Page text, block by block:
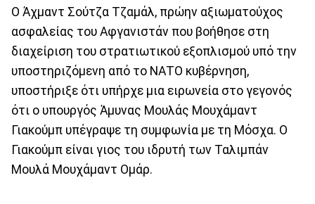
Ο Άχμαντ Σούτζα Τζαμάλ, πρώην αξιωματούχος
ασφαλείας του Αφγανιστάν που βοήθησε στη
διαχείριση του στρατιωτικού εξοπλισμού υπό την
υποστηριζόμενη από το ΝΑΤΟ κυβέρνηση,
υποστήριξε ότι υπήρχε μια ειρωνεία στο γεγονός
ότι ο υπουργός Άμυνας Μουλάς Μουχάμαντ
Γιακούμπ υπέγραψε τη συμφωνία με τη Μόσχα. Ο
Γιακούμπ είναι γιος του ιδρυτή των Ταλιμπάν
Μουλά Μουχάμαντ Ομάρ.